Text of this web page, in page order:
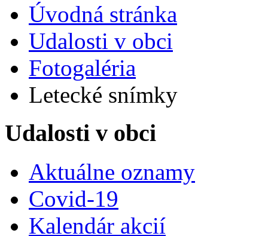
Úvodná stránka
Udalosti v obci
Fotogaléria
Letecké snímky
Udalosti v obci
Aktuálne oznamy
Covid-19
Kalendár akcií